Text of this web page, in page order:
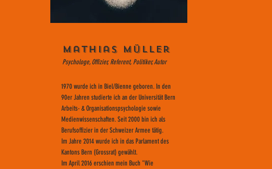
Mathias Müller
Psychologe, Offizier, Referent, Politiker, Autor
1970 wurde ich in Biel/Bienne geboren. In den
90er Jahren studierte ich an der Universität Bern
Arbeits- & Organisationspsychologie sowie
Medienwissenschaften. Seit 2000 bin ich als
Berufsoffizier in der Schweizer Armee tätig.
Im Jahre 2014 wurde ich in das Parlament des
Kantons Bern (Grossrat) gewählt.
Im April 2016 erschien mein Buch "Wie